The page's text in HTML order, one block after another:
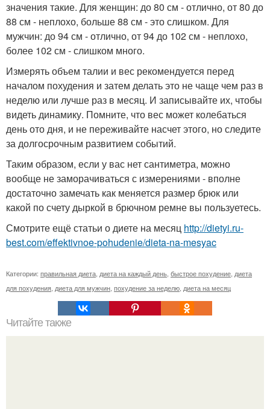
значения такие. Для женщин: до 80 см - отлично, от 80 до
88 см - неплохо, больше 88 см - это слишком. Для
мужчин: до 94 см - отлично, от 94 до 102 см - неплохо,
более 102 см - слишком много.
Измерять объем талии и вес рекомендуется перед
началом похудения и затем делать это не чаще чем раз в
неделю или лучше раз в месяц. И записывайте их, чтобы
видеть динамику. Помните, что вес может колебаться
день ото дня, и не переживайте насчет этого, но следите
за долгосрочным развитием событий.
Таким образом, если у вас нет сантиметра, можно
вообще не заморачиваться с измерениями - вполне
достаточно замечать как меняется размер брюк или
какой по счету дыркой в брючном ремне вы пользуетесь.
Смотрите ещё статьи о диете на месяц http://dietyi.ru-
best.com/effektivnoe-pohudenie/dieta-na-mesyac
Категории: правильная диета диета на каждый день быстрое похудение диета
для похудения диета для мужчин похудение за неделю диета на месяц
Читайте также